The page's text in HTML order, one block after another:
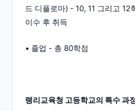
드 디플로마) - 10, 11 그리고 12
이수 후 취득
• 졸업 - 총 80학점
랭리교육청 고등학교의 특수 과